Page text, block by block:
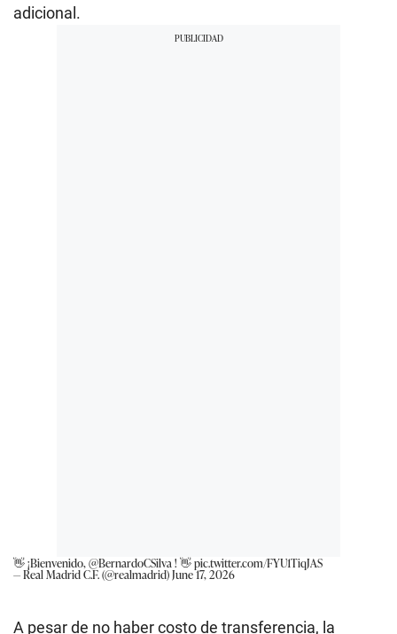
adicional.
👋 ¡Bienvenido, @BernardoCSilva ! 👋pic.twitter.com/FYU1TiqJAS
— Real Madrid C.F. (@realmadrid)June 17, 2026
A pesar de no haber costo de transferencia, la